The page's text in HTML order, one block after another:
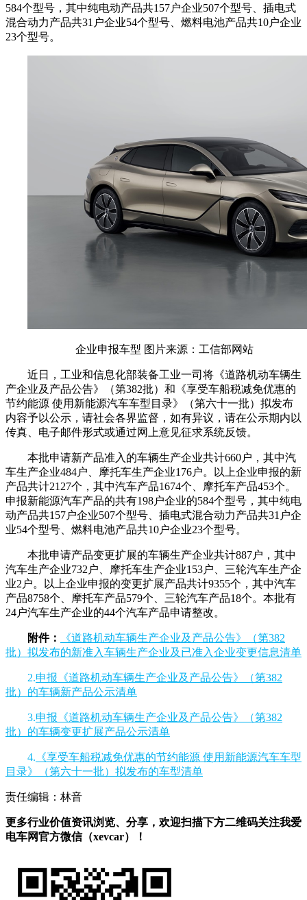
584个型号，其中纯电动产品共157户企业507个型号、插电式
混合动力产品共31户企业54个型号、燃料电池产品共10户企业
23个型号。
企业申报车型 图片来源：工信部网站
近日，工业和信息化部装备工业一司将《道路机动车辆生
产企业及产品公告》（第382批）和《享受车船税减免优惠的
节约能源 使用新能源汽车车型目录》（第六十一批）拟发布
内容予以公示，请社会各界监督，如有异议，请在公示期内以
传真、电子邮件形式或通过网上意见征求系统反馈。
本批申请新产品准入的车辆生产企业共计660户，其中汽
车生产企业484户、摩托车生产企业176户。以上企业申报的新
产品共计2127个，其中汽车产品1674个、摩托车产品453个。
申报新能源汽车产品的共有198户企业的584个型号，其中纯电
动产品共157户企业507个型号、插电式混合动力产品共31户企
业54个型号、燃料电池产品共10户企业23个型号。
本批申请产品变更扩展的车辆生产企业共计887户，其中
汽车生产企业732户、摩托车生产企业153户、三轮汽车生产企
业2户。以上企业申报的变更扩展产品共计9355个，其中汽车
产品8758个、摩托车产品579个、三轮汽车产品18个。本批有
24户汽车生产企业的44个汽车产品申请整改。
附件：
《道路机动车辆生产企业及产品公告》（第382
批）拟发布的新准入车辆生产企业及已准入企业变更信息清单
2.申报《道路机动车辆生产企业及产品公告》（第382
批）的车辆新产品公示清单
3.申报《道路机动车辆生产企业及产品公告》（第382
批）的车辆变更扩展产品公示清单
4. 《享受车船税减免优惠的节约能源 使用新能源汽车车型
目录》（第六十一批）拟发布的车型清单
责任编辑：林音
更多行业价值资讯浏览、分享，欢迎扫描下方二维码关注我爱
电车网官方微信（xevcar）！